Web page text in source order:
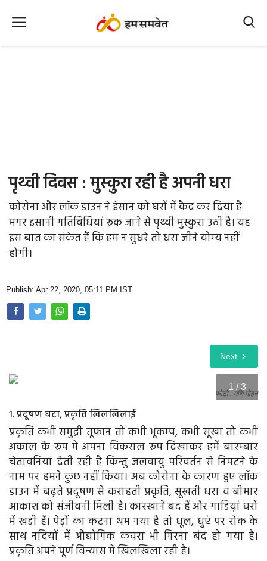
Office Office
Political Gossips
Farm & Food
Health & Lifestyle
पृथ्‍वी दिवस : मुस्‍कुरा रही है अपनी धरा
कोरोना और लॉक डाउन ने इंसान को घरों में कैद कर दिया है
मगर इंसानी गतिविधियां रूक जाने से पृथ्‍वी मुस्‍कुरा उठी है। यह
इस बात का संकेत हैं कि हम न सुधरे तो धरा जीने योग्‍य नहीं
होगी।
Publish: Apr 22, 2020, 05:11 PM IST
Next
फोटो : मणि मोहन
1 / 3
1. प्रदूषण घटा, प्रकृति खिलखिलाई
प्रकृति कभी समुद्री तूफान तो कभी भूकम्प, कभी सूखा तो कभी
अकाल के रूप में अपना विकराल रूप दिखाकर हमें बारम्बार
चेतावनियां देती रही है किन्तु जलवायु परिवर्तन से निपटने के
नाम पर हमने कुछ नहीं किया। अब कोरोना के कारण हुए लॉक
डाउन में बढ़ते प्रदूषण से कराहती प्रकृति, सूखती धरा व बीमार
आकाश को संजीवनी मिली है। कारखाने बंद हैं और गाडिय़ां घरों
में खड़ी हैं। पेड़ों का कटना थम गया है तो धूल, धुएं पर रोक के
साथ नदियों में औद्योगिक कचरा भी गिरना बंद हो गया है।
प्रकृति अपने पूर्ण विन्‍यास में खिलखिला रही है।